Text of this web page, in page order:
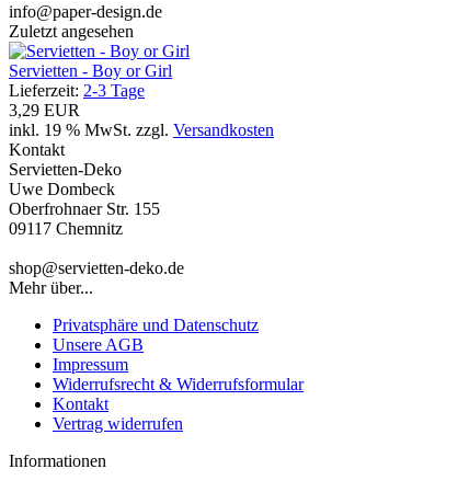
info@paper-design.de
Zuletzt angesehen
Servietten - Boy or Girl
Lieferzeit: 2-3 Tage
3,29 EUR
inkl. 19 % MwSt. zzgl. Versandkosten
Kontakt
Servietten-Deko
Uwe Dombeck
Oberfrohnaer Str. 155
09117 Chemnitz
shop@servietten-deko.de
Mehr über...
Privatsphäre und Datenschutz
Unsere AGB
Impressum
Widerrufsrecht & Widerrufsformular
Kontakt
Vertrag widerrufen
Informationen